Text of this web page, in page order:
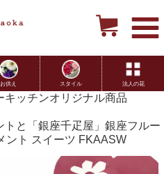
お供え スタイル 法人の花
キッチンオリジナル商品
と「銀座千疋屋」銀座フルー
ント スイーツ FKAASW